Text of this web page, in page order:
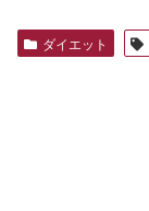
ダイエット